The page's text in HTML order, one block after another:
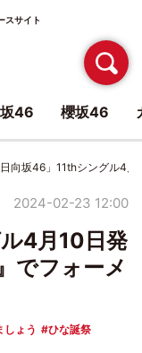
スサイト
日向坂46」11thシングル4
2024-02-23 12:00
4月10日発
でフォーメ
しょう
ひな誕祭
46 櫻坂46